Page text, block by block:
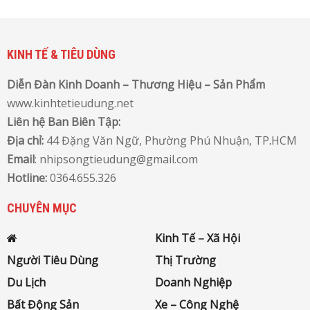
KINH TẾ & TIÊU DÙNG
Diễn Đàn Kinh Doanh – Thương Hiệu – Sản Phẩm
www.kinhtetieudung.net
Liên hệ Ban Biên Tập:
Địa chỉ: 44 Đặng Văn Ngữ, Phường Phú Nhuận, TP.HCM
Email: nhipsongtieudung@gmail.com
Hotline:0364.655.326
CHUYÊN MỤC
Kinh Tế – Xã Hội
Người Tiêu Dùng
Thị Trường
Du Lịch
Doanh Nghiệp
Bất Động Sản
Xe – Công Nghệ